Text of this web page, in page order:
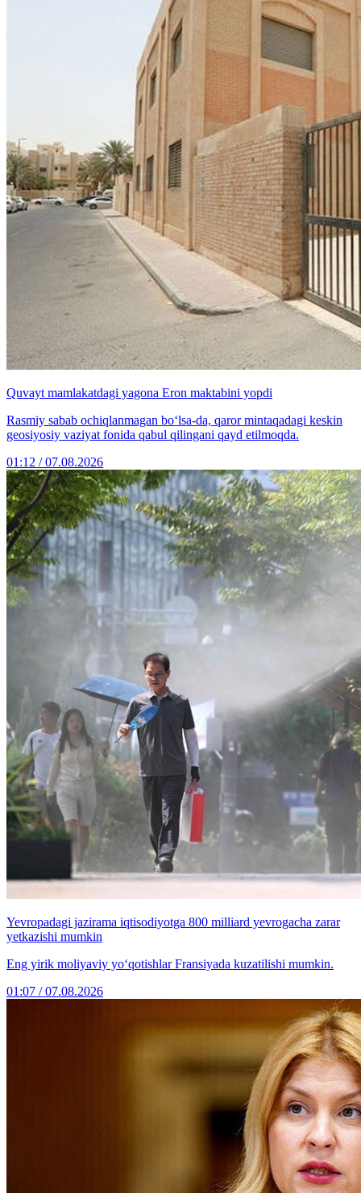
Quvayt mamlakatdagi yagona Eron maktabini yopdi
Rasmiy sabab ochiqlanmagan bo‘lsa-da, qaror mintaqadagi keskin
geosiyosiy vaziyat fonida qabul qilingani qayd etilmoqda.
01:12 / 07.08.2026
Yevropadagi jazirama iqtisodiyotga 800 milliard yevrogacha zarar
yetkazishi mumkin
Eng yirik moliyaviy yo‘qotishlar Fransiyada kuzatilishi mumkin.
01:07 / 07.08.2026